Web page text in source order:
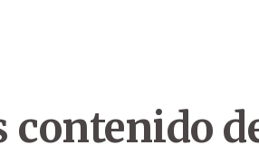
contenido